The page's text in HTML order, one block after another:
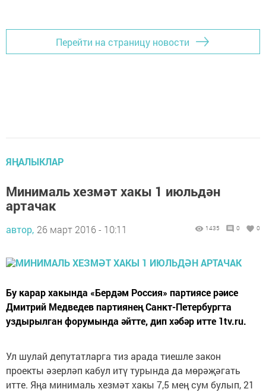
Перейти на страницу новости
ЯҢАЛЫКЛАР
Минималь хезмәт хакы 1 июльдән
артачак
автор, 26 март 2016 - 10:11 1435 0 0
Бу карар хакында «Бердәм Россия» партиясе рәисе
Дмитрий Медведев партиянең Санкт-Петербургта
уздырылган форумында әйтте, дип хәбәр итте 1tv.ru.
Ул шулай депутатларга тиз арада тиешле закон
проекты әзерләп кабул итү турында да мөрәҗәгать
итте. Яңа минималь хезмәт хакы 7,5 мең сум булып, 21